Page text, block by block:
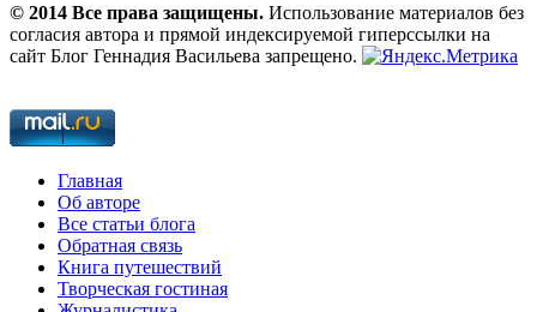
© 2014 Все права защищены. Использование материалов без
согласия автора и прямой индексируемой гиперссылки на
сайт Блог Геннадия Васильева запрещено.
Главная
Об авторе
Все статьи блога
Обратная связь
Книга путешествий
Творческая гостиная